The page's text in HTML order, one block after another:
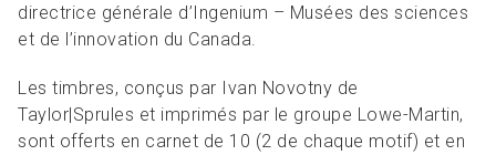
directrice générale d’Ingenium – Musées des sciences
et de l’innovation du Canada.
Les timbres, conçus par Ivan Novotny de
Taylor|Sprules et imprimés par le groupe Lowe-Martin,
sont offerts en carnet de 10 (2 de chaque motif) et en